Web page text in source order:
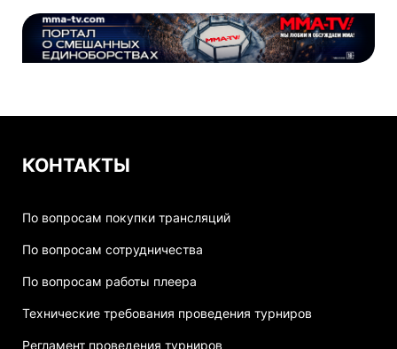
КОНТАКТЫ
По вопросам покупки трансляций
По вопросам сотрудничества
По вопросам работы плеера
Технические требования проведения турниров
Регламент проведения турниров